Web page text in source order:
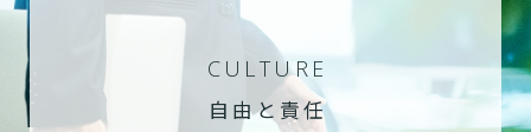
CULTURE
自由と責任